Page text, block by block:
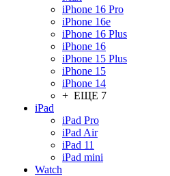
iPhone 16 Pro
iPhone 16e
iPhone 16 Plus
iPhone 16
iPhone 15 Plus
iPhone 15
iPhone 14
+ ЕЩЕ 7
iPad
iPad Pro
iPad Air
iPad 11
iPad mini
Watch